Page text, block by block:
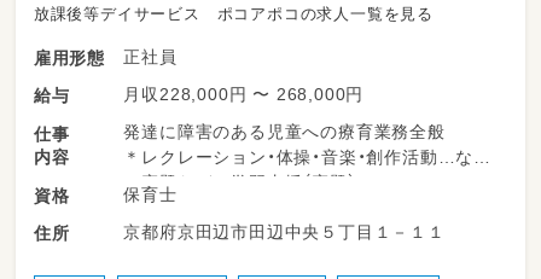
放課後等デイサービス ポコアポコの求人一覧を見る
雇用形態
正社員
給与
月収228,000円 〜 268,000円
仕事
内容
発達に障害のある児童への療育業務全般
＊レクレーション・体操・音楽・創作活動…など
＊宿題などの学習支援（宿題）
＊連絡帳などの記入
＊児童の送迎
資格
保育士
住所
京都府京田辺市田辺中央５丁目１－１１